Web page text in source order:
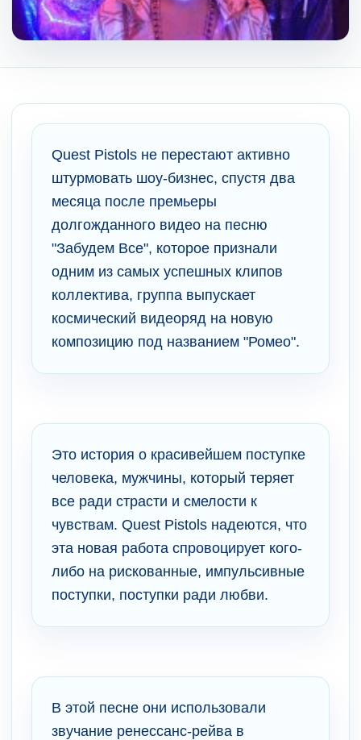
Quest Pistols не перестают активно
штурмовать шоу-бизнес, спустя два
месяца после премьеры
долгожданного видео на песню
"Забудем Все", которое признали
одним из самых успешных клипов
коллектива, группа выпускает
космический видеоряд на новую
композицию под названием "Ромео".
Это история о красивейшем поступке
человека, мужчины, который теряет
все ради страсти и смелости к
чувствам. Quest Pistols надеются, что
эта новая работа спровоцирует кого-
либо на рискованные, импульсивные
поступки, поступки ради любви.
В этой песне они использовали
звучание ренессанс-рейва в